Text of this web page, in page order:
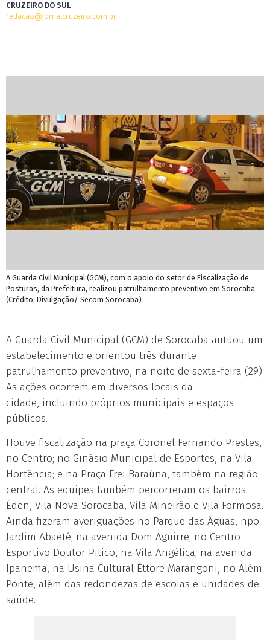
CRUZEIRO DO SUL
redacao@jornalcruzeiro.com.br
A Guarda Civil Municipal (GCM), com o apoio do setor de Fiscalização de
Posturas, da Prefeitura, realizou patrulhamento preventivo em Sorocaba
(Crédito: Divulgação/ Secom Sorocaba)
A Guarda Civil Municipal (GCM) de Sorocaba autuou um
estabelecimento e orientou três durante
patrulhamento preventivo, na noite de sexta-feira (29).
As ações ocorrem em diversos locais da
cidade, incluindo próprios municipais e espaços
públicos.
Houve fiscalização na praça Coronel Fernando Prestes,
no Centro; no Ginásio Municipal de Esportes, na Vila
Hortência; e na Praça Frei Baraúna, também na região
central. As equipes também percorreram os bairros
Éden, Vila Nova Sorocaba, Vila Mineirão e Vila Formosa.
Ainda fizeram averiguações no Parque das Águas, npo
Jardim Abaeté; na avenida Dom Aguirre; no Centro
Esportivo Doutor Pitico, na Vila Angélica; na avenida
Ipanema, na Usina Cultural Éttore Marangoni, no Além
Ponte, além das redondezas de escolas e unidades de
saúde.